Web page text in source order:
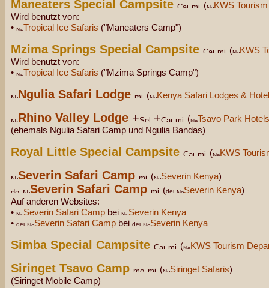
Maneaters Special Campsite (
KWS
Wird benutzt von:
•
Tropical Ice Safaris ("Maneaters Camp")
Mzima Springs Special Campsite (
KWS
Wird benutzt von:
•
Tropical Ice Safaris ("Mzima Springs Camp")
Ngulia Safari Lodge ( Kenya Safari Lodges &
Rhino Valley Lodge + + (
Tsavo Park Hotels
(ehemals Ngulia Safari Camp und Ngulia Bandas)
Royal Little Special Campsite ( KWS
Severin Safari Camp ( Severin Kenya)
Severin Safari Camp ( Severin Kenya)
Auf anderen Websites:
•
Severin Safari Camp bei
Severin Kenya
•
Severin Safari Camp bei Severin Kenya
Simba Special Campsite ( KWS Tourism
Siringet Tsavo Camp ( Siringet Safaris)
(Siringet Mobile Camp)